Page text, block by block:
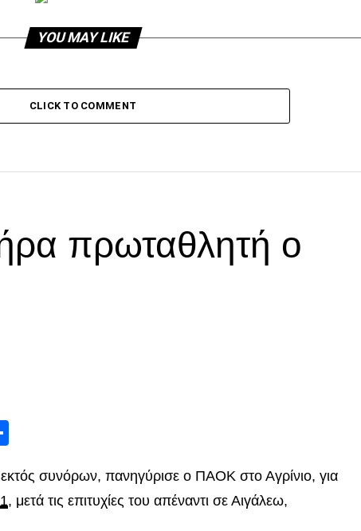
YOU MAY LIKE
CLICK TO COMMENT
πρωταθλητή ο
εκτός συνόρων, πανηγύρισε ο ΠΑΟΚ στο Αγρίνιο, για
, μετά τις επιτυχίες του απέναντι σε Αιγάλεω,